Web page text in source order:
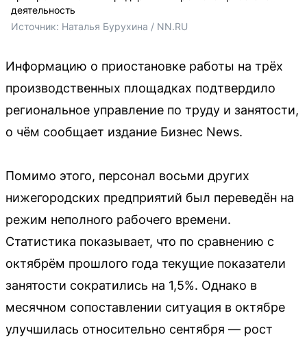
деятельность
Источник: Наталья Бурухина / NN.RU
Информацию о приостановке работы на трёх
производственных площадках подтвердило
региональное управление по труду и занятости,
о чём сообщает издание Бизнес News.
Помимо этого, персонал восьми других
нижегородских предприятий был переведён на
режим неполного рабочего времени.
Статистика показывает, что по сравнению с
октябрём прошлого года текущие показатели
занятости сократились на 1,5%. Однако в
месячном сопоставлении ситуация в октябре
улучшилась относительно сентября — рост